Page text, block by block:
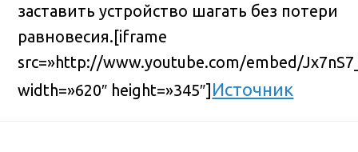
заставить устройство шагать без потери
равновесия. [iframe
src=»http://www.youtube.com/embed/
width=»620″ height=»345″] Источник